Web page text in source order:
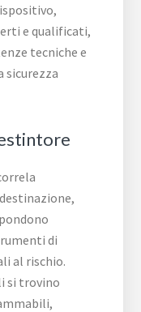
e qualificati,
tecniche e
sicurezza
di
al rischio.
si trovino